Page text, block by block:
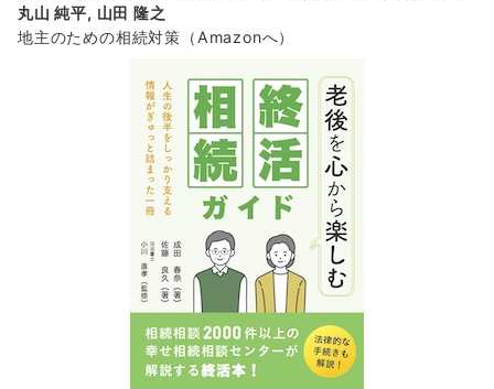
丸山 純平, 山田 隆之
地主のための相続対策 （Amazonへ）